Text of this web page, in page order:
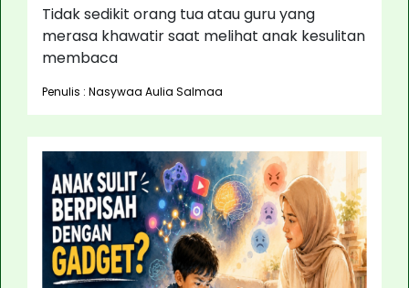
Tidak sedikit orang tua atau guru yang
merasa khawatir saat melihat anak kesulitan
membaca
Penulis : Nasywaa Aulia Salmaa